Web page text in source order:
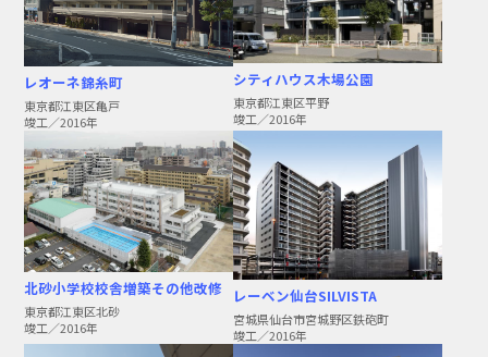
レオーネ錦糸町
東京都江東区亀戸
竣工／2016年
シティハウス木場公園
東京都江東区平野
竣工／2016年
北砂小学校校舎増築その他改修
東京都江東区北砂
竣工／2016年
レーベン仙台SILVISTA
宮城県仙台市宮城野区鉄砲町
竣工／2016年